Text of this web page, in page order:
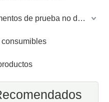
Instrumentos de prueba no destructivos
consumibles